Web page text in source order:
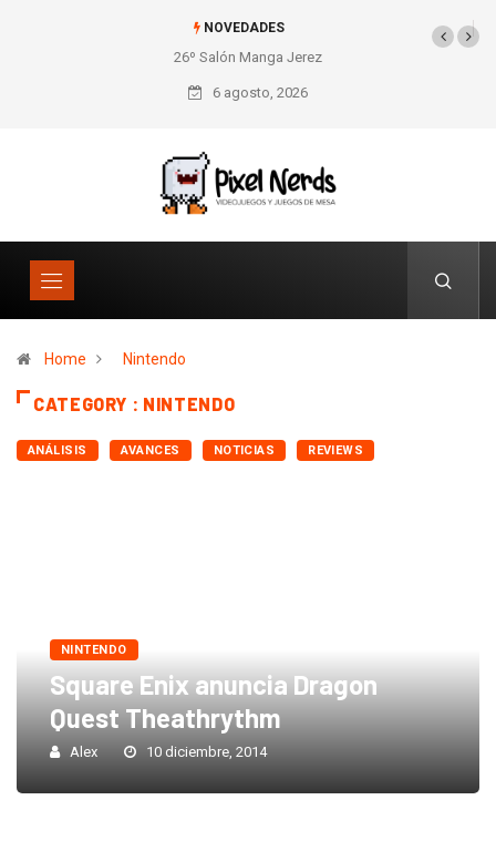
NOVEDADES
26º Salón Manga Jerez
6 agosto, 2026
Home Nintendo
CATEGORY : NINTENDO
ANÁLISIS AVANCES NOTICIAS REVIEWS
NINTENDO
Square Enix anuncia Dragon
Quest Theathrythm
Alex 10 diciembre, 2014